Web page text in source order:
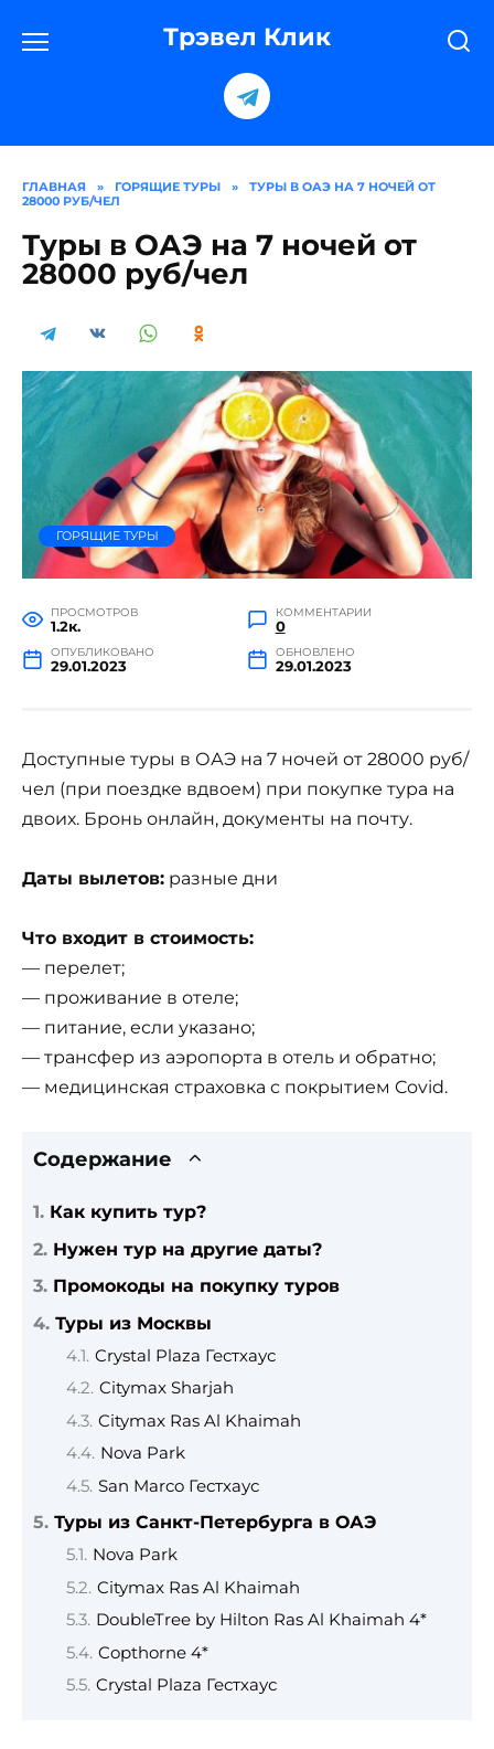
содержанию
Трэвел Клик
ГЛАВНАЯ » ГОРЯЩИЕ ТУРЫ »
ТУРЫ В ОАЭ НА 7 НОЧЕЙ ОТ
28000 РУБ/ЧЕЛ
Туры в ОАЭ на 7 ночей от
28000 руб/чел
ГОРЯЩИЕ ТУРЫ
ПРОСМОТРОВ
1.2к.
КОММЕНТАРИИ
0
ОПУБЛИКОВАНО
29.01.2023
ОБНОВЛЕНО
29.01.2023
Доступные туры в ОАЭ на 7 ночей от 28000 руб/
чел (при поездке вдвоем) при покупке тура на
двоих. Бронь онлайн, документы на почту.
Даты вылетов: разные дни
Что входит в стоимость:
— перелет;
— проживание в отеле;
— питание, если указано;
— трансфер из аэропорта в отель и обратно;
— медицинская страховка с покрытием Covid.
Содержание
Как купить тур?
Нужен тур на другие даты?
Промокоды на покупку туров
Туры из Москвы
Crystal Plaza Гестхаус
Citymax Sharjah
Citymax Ras Al Khaimah
Nova Park
San Marco Гестхаус
Туры из Санкт-Петербурга в ОАЭ
Nova Park
Citymax Ras Al Khaimah
DoubleTree by Hilton Ras Al Khaimah 4*
Copthorne 4*
Crystal Plaza Гестхаус